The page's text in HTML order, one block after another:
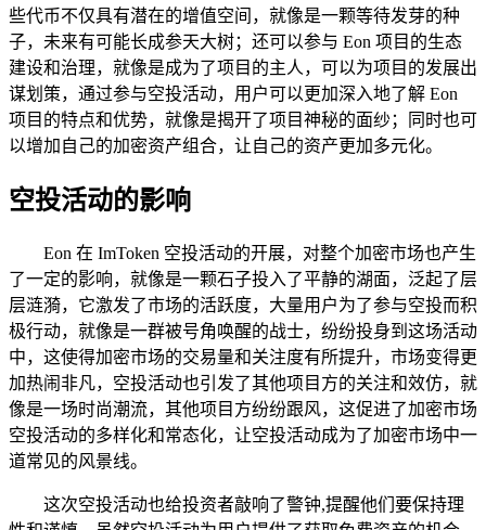
些代币不仅具有潜在的增值空间，就像是一颗等待发芽的种
子，未来有可能长成参天大树；还可以参与 Eon 项目的生态
建设和治理，就像是成为了项目的主人，可以为项目的发展出
谋划策，通过参与空投活动，用户可以更加深入地了解 Eon
项目的特点和优势，就像是揭开了项目神秘的面纱；同时也可
以增加自己的加密资产组合，让自己的资产更加多元化。
空投活动的影响
Eon 在 ImToken 空投活动的开展，对整个加密市场也产生
了一定的影响，就像是一颗石子投入了平静的湖面，泛起了层
层涟漪，它激发了市场的活跃度，大量用户为了参与空投而积
极行动，就像是一群被号角唤醒的战士，纷纷投身到这场活动
中，这使得加密市场的交易量和关注度有所提升，市场变得更
加热闹非凡，空投活动也引发了其他项目方的关注和效仿，就
像是一场时尚潮流，其他项目方纷纷跟风，这促进了加密市场
空投活动的多样化和常态化，让空投活动成为了加密市场中一
道常见的风景线。
这次空投活动也给投资者敲响了警钟,提醒他们要保持理